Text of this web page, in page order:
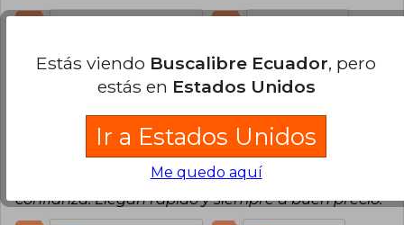
contemporánea.
Belfor Olivares
Domingo 12 de Octubre,
Compra Verificada
Excelente, muy bonito libro, bonito diseño en las
hojas, tapas duras. Llegó en perfecto estado.
Siempre compro en buscalibre porque me da
confianza. Llegan rápido y siempre a buen precio.
Estás viendo Buscalibre Ecuador, pero
estás en Estados Unidos
Ir a Estados Unidos
Me quedo aquí